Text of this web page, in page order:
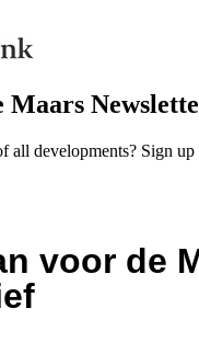
Maars
all developments? Sign